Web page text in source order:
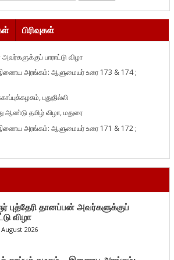
பிரிவுகள்
பாராட்டு விழா
இணைய அரங்கம்: ஆளுமையர் உரை 173 & 174 ;
புதுதில்லி
ஆண்டு தமிழ் விழா, மதுரை
இணைய அரங்கம்: ஆளுமையர் உரை 171 & 172 ;
புத்தேரி தானப்பன் அவர்களுக்குப்
விழா
August 2026